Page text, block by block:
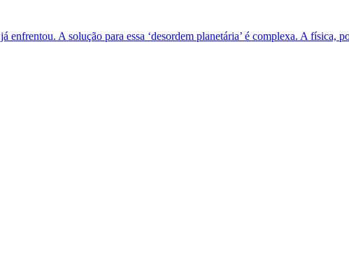
A solução para essa ‘desordem planetária’ é complexa. A física,